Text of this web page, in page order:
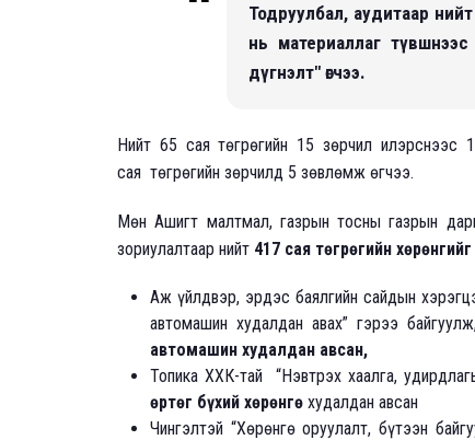
Тодруулбал, аудитаар нийт
нь материаллаг
дүгнэлт" өгчээ.
Нийт 65 сая төгрөгийн 15 зөрчил илэрснээс
сая төгрөгийн зөрчилд 5 зөвлөмж өгчээ.
Мөн Ашигт малтмал, газрын тосны газрын
зориулалтаар нийт 417 сая төгрөгийн
Аж үйлдвэр, эрдэс баялгийн сайдын
автомашин худалдан авах” гэрээ
автомашин худалдан авсан,
Топика ХХК-тай “Нэвтрэх хаалга,
өртөг бүхий хөрөнгө худалдан авсан
Чингэлтэй “Хөрөнгө оруулалт, бүтээн